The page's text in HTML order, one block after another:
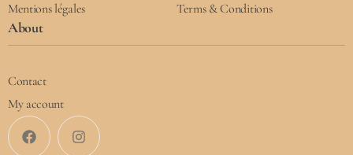
Mentions légales Terms & Conditions
About
Contact
My account